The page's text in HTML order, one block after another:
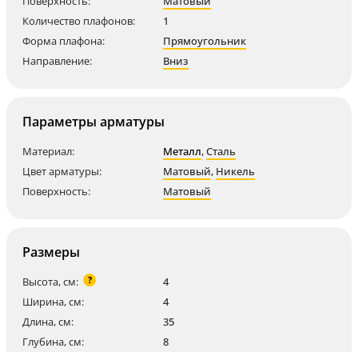
Количество плафонов:
1
Форма плафона:
Прямоугольник
Направление:
Вниз
Параметры арматуры
Материал: Металл,Сталь
Цвет арматуры:
Матовый, Никель
Поверхность:
Матовый
Размеры
Высота, см: ?
4
Ширина, см:
4
Длина, см:
35
Глубина, см:
8